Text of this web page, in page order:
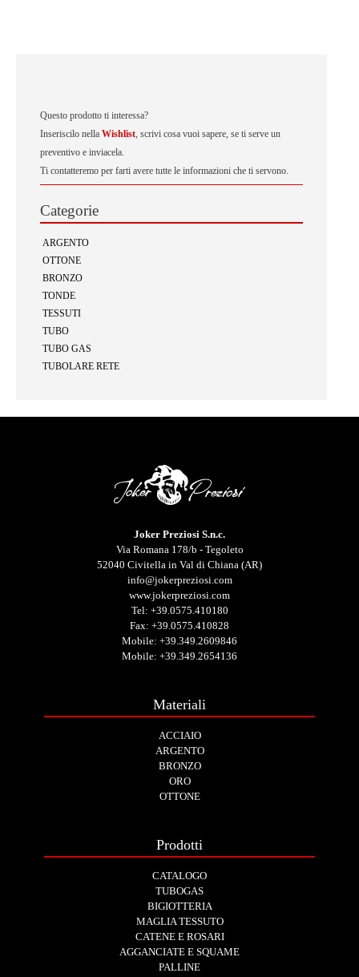
Questo prodotto ti interessa?
Inseriscilo nella Wishlist, scrivi cosa vuoi sapere, se ti serve un
preventivo e inviacela.
Ti contatteremo per farti avere tutte le informazioni che ti servono.
Categorie
ARGENTO
OTTONE
BRONZO
TONDE
TESSUTI
TUBO
TUBO GAS
TUBOLARE RETE
Joker Preziosi S.n.c.
Via Romana 178/b - Tegoleto
52040 Civitella in Val di Chiana (AR)
info@jokerpreziosi.com
www.jokerpreziosi.com
Tel: +39.0575.410180
Fax: +39.0575.410828
Mobile: +39.349.2609846
Mobile: +39.349.2654136
Materiali
ACCIAIO
ARGENTO
BRONZO
ORO
OTTONE
Prodotti
CATALOGO
TUBOGAS
BIGIOTTERIA
MAGLIA TESSUTO
CATENE E ROSARI
AGGANCIATE E SQUAME
PALLINE